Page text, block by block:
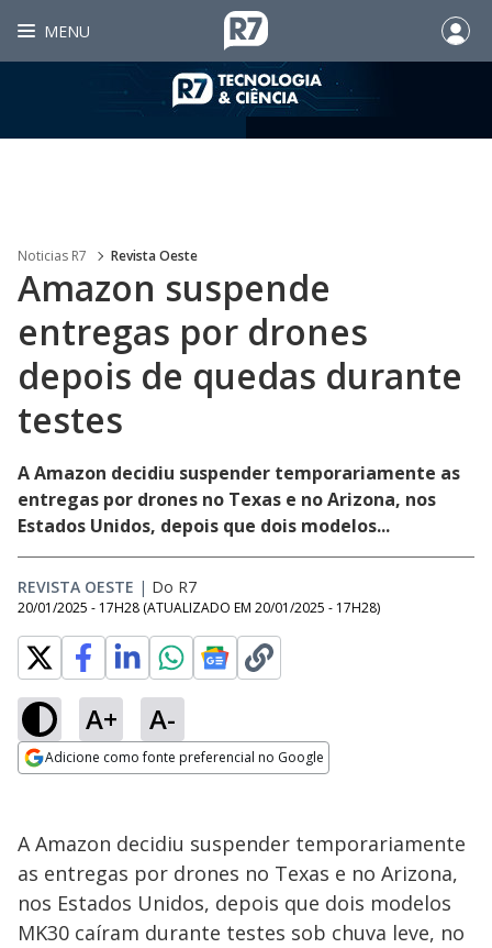
MENU
Noticias R7 Revista Oeste
Amazon suspende
entregas por drones
depois de quedas durante
testes
A Amazon decidiu suspender temporariamente as
entregas por drones no Texas e no Arizona, nos
Estados Unidos, depois que dois modelos...
REVISTA OESTE | Do R7
20/01/2025 - 17H28 (ATUALIZADO EM 20/01/2025 - 17H28)
A+ A-
Adicione como fonte preferencial no Google
A Amazon decidiu suspender temporariamente
as entregas por drones no Texas e no Arizona,
nos Estados Unidos, depois que dois modelos
MK30 caíram durante testes sob chuva leve, no